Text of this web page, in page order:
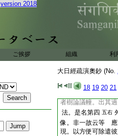
version 2018
ご挨拶 組織 利
大日經疏演奧鈔 (No.
18 19 20 21
此中有三段。初若
次若境界中下。示
下。竝示善惡相貎
請法 種出家其心也
門中云。大王云何
門。謂諸外道心生
明利根辯慧入佛法
者樹論議幢。出其
法。是名第四 五右
像。非一故云等 應
現。以方便可除遣